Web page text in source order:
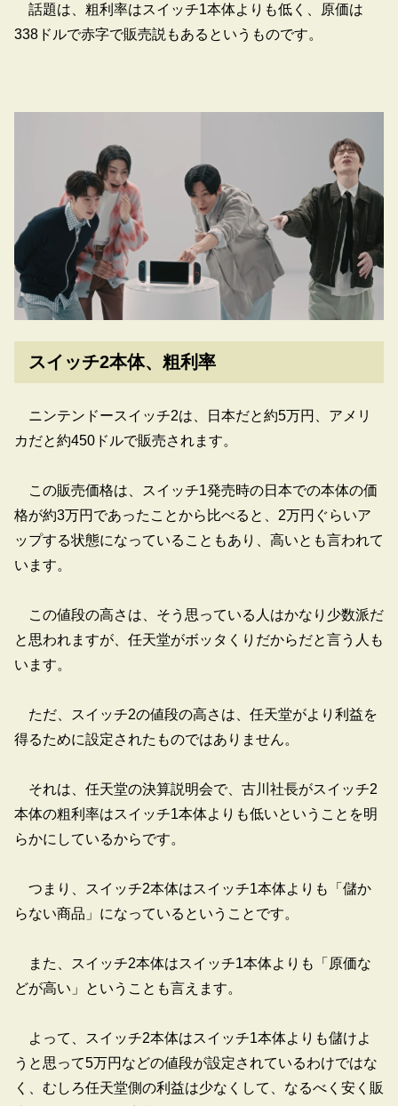
話題は、粗利率はスイッチ1本体よりも低く、原価は
338ドルで赤字で販売説もあるというものです。
スイッチ2本体、粗利率
ニンテンドースイッチ2は、日本だと約5万円、アメリ
カだと約450ドルで販売されます。
この販売価格は、スイッチ1発売時の日本での本体の価
格が約3万円であったことから比べると、2万円ぐらいア
ップする状態になっていることもあり、高いとも言われて
います。
この値段の高さは、そう思っている人はかなり少数派だ
と思われますが、任天堂がボッタくりだからだと言う人も
います。
ただ、スイッチ2の値段の高さは、任天堂がより利益を
得るために設定されたものではありません。
それは、任天堂の決算説明会で、古川社長がスイッチ2
本体の粗利率はスイッチ1本体よりも低いということを明
らかにしているからです。
つまり、スイッチ2本体はスイッチ1本体よりも「儲か
らない商品」になっているということです。
また、スイッチ2本体はスイッチ1本体よりも「原価な
どが高い」ということも言えます。
よって、スイッチ2本体はスイッチ1本体よりも儲けよ
うと思って5万円などの値段が設定されているわけではな
く、むしろ任天堂側の利益は少なくして、なるべく安く販